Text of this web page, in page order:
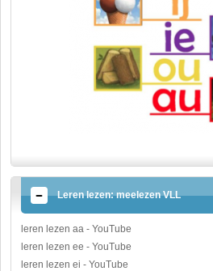
Leren lezen: meelezen VLL
leren lezen aa - YouTube
leren lezen ee - YouTube
leren lezen ei - YouTube